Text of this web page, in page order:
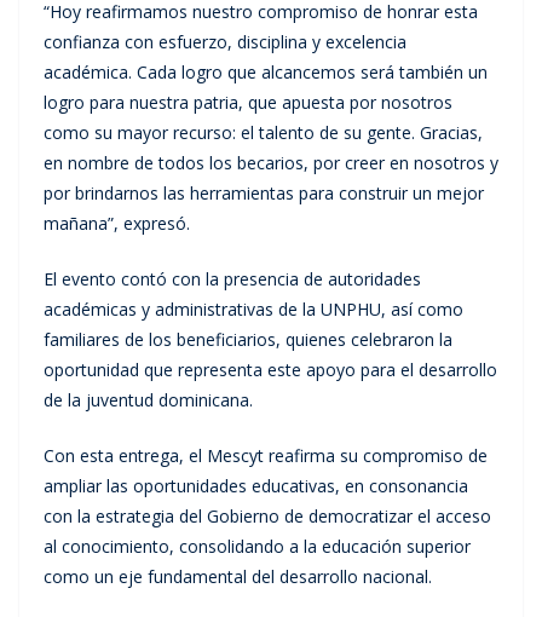
“Hoy reafirmamos nuestro compromiso de honrar esta
confianza con esfuerzo, disciplina y excelencia
académica. Cada logro que alcancemos será también un
logro para nuestra patria, que apuesta por nosotros
como su mayor recurso: el talento de su gente. Gracias,
en nombre de todos los becarios, por creer en nosotros y
por brindarnos las herramientas para construir un mejor
mañana”, expresó.
El evento contó con la presencia de autoridades
académicas y administrativas de la UNPHU, así como
familiares de los beneficiarios, quienes celebraron la
oportunidad que representa este apoyo para el desarrollo
de la juventud dominicana.
Con esta entrega, el Mescyt reafirma su compromiso de
ampliar las oportunidades educativas, en consonancia
con la estrategia del Gobierno de democratizar el acceso
al conocimiento, consolidando a la educación superior
como un eje fundamental del desarrollo nacional.